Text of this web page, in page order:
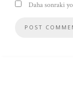
Daha sonraki